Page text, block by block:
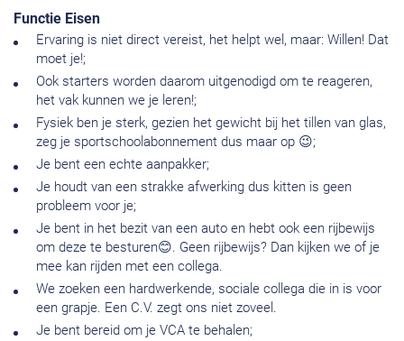
Functie Eisen
Ervaring is niet direct vereist, het helpt wel, maar: Willen! Dat
moet je!;
Ook starters worden daarom uitgenodigd om te reageren,
het vak kunnen we je leren!;
Fysiek ben je sterk, gezien het gewicht bij het tillen van glas,
zeg je sportschoolabonnement dus maar op 😉;
Je bent een echte aanpakker;
Je houdt van een strakke afwerking dus kitten is geen
probleem voor je;
Je bent in het bezit van een auto en hebt ook een rijbewijs
om deze te besturen😊. Geen rijbewijs? Dan kijken we of je
mee kan rijden met een collega.
We zoeken een hardwerkende, sociale collega die in is voor
een grapje. Een C.V. zegt ons niet zoveel.
Je bent bereid om je VCA te behalen;